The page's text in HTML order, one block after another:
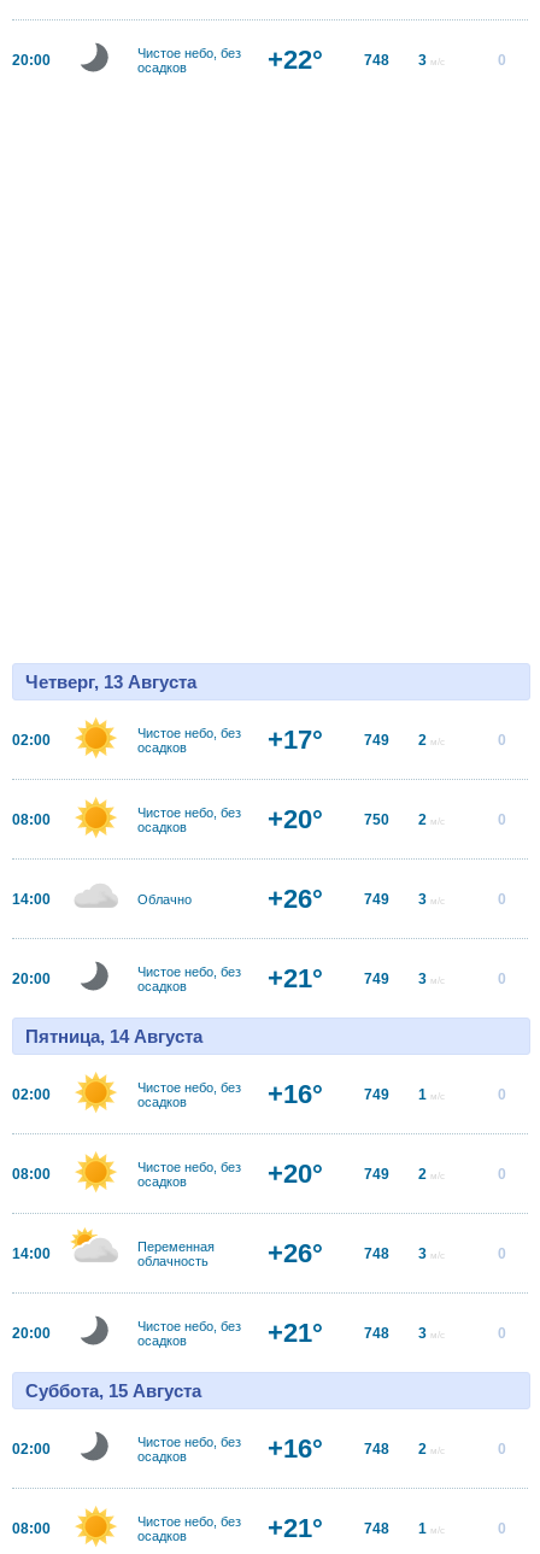
20:00
Чистое небо, без
осадков
+22° 748 3 м/с 0
Четверг, 13 Августа
02:00
Чистое небо, без
осадков
+17° 749 2 м/с 0
08:00
Чистое небо, без
осадков
+20° 750 2 м/с 0
14:00 Облачно +26° 749 3 м/с 0
20:00
Чистое небо, без
осадков
+21° 749 3 м/с 0
Пятница, 14 Августа
02:00
Чистое небо, без
осадков
+16° 749 1 м/с 0
08:00
Чистое небо, без
осадков
+20° 749 2 м/с 0
14:00
Переменная
облачность
+26° 748 3 м/с 0
20:00
Чистое небо, без
осадков
+21° 748 3 м/с 0
Суббота, 15 Августа
02:00
Чистое небо, без
осадков
+16° 748 2 м/с 0
08:00
Чистое небо, без
осадков
+21° 748 1 м/с 0